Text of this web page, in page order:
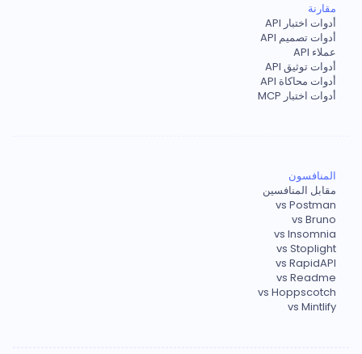
مقارنة
أدوات اختبار API
أدوات تصميم API
عملاء API
أدوات توثيق API
أدوات محاكاة API
أدوات اختبار MCP
المنافسون
مقابل المنافسين
vs Postman
vs Bruno
vs Insomnia
vs Stoplight
vs RapidAPI
vs Readme
vs Hoppscotch
vs Mintlify